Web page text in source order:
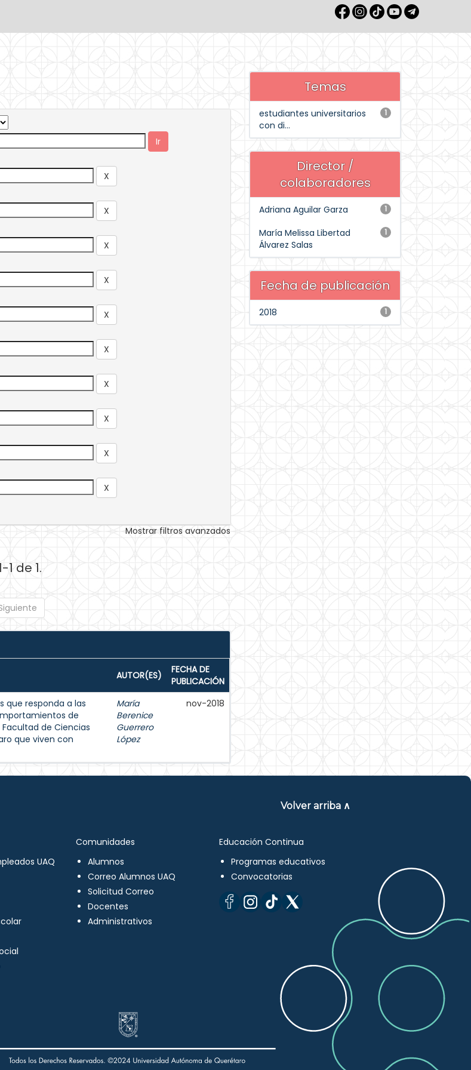
Mostrar filtros avanzados
1 de 1.
AUTOR(ES)
FECHA DE
PUBLICACIÓN
que responda a las
de
de Ciencias
que viven con
María
Berenice
Guerrero
López
nov-2018
Temas
1
estudiantes universitarios
con di...
Director /
colaboradores
1
Adriana Aguilar Garza
1
María Melissa Libertad
Álvarez Salas
Fecha de publicación
1
2018
Volver arriba ∧
UAQ
Comunidades
Alumnos
Correo Alumnos UAQ
Solicitud Correo
Docentes
Administrativos
Educación Continua
Programas educativos
Convocatorias